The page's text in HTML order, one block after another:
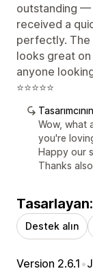
outstanding —
received a
perfectly. The
looks great
anyone
⭐⭐⭐⭐⭐
Wow, what
you're
Happy our
Thanks
Destek alın
Version 2.6.1 •